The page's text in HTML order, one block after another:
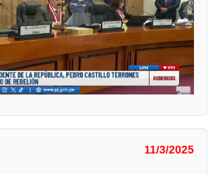
11/3/2025